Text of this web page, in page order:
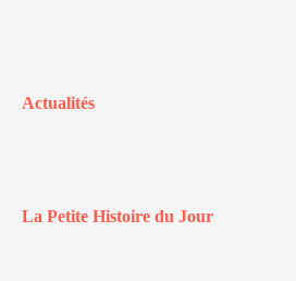
Actualités
La Petite Histoire du Jour